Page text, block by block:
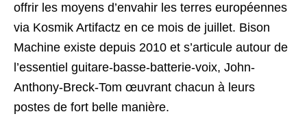
offrir les moyens d’envahir les terres européennes
via Kosmik Artifactz en ce mois de juillet. Bison
Machine existe depuis 2010 et s’articule autour de
l’essentiel guitare-basse-batterie-voix, John-
Anthony-Breck-Tom œuvrant chacun à leurs
postes de fort belle manière.